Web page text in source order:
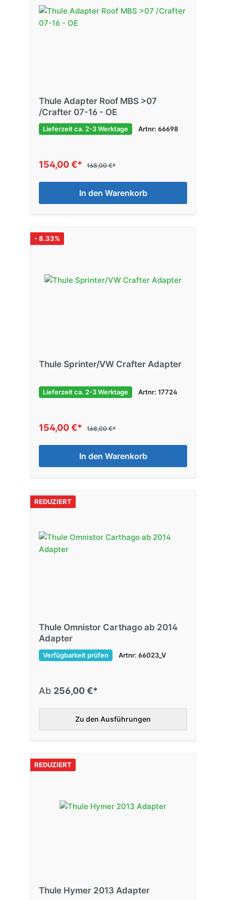
Thule Adapter Roof MBS >07
/Crafter 07-16 - OE
Lieferzeit ca. 2-3 Werktage Artnr: 66698
154,00 €* 168,00 €*
In den Warenkorb
- 8.33%
Thule Sprinter/VW Crafter Adapter
Lieferzeit ca. 2-3 Werktage Artnr: 17724
154,00 €* 168,00 €*
In den Warenkorb
REDUZIERT
Thule Omnistor Carthago ab 2014
Adapter
Verfügbarkeit prüfen Artnr: 66023_V
Ab 256,00 €*
Zu den Ausführungen
REDUZIERT
Thule Hymer 2013 Adapter